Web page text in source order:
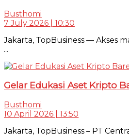
Busthomi
7 July 2026 | 10:30
Jakarta, TopBusiness — Akses
...
Gelar Edukasi Aset Kripto
Busthomi
10 April 2026 | 13:50
Jakarta, TopBusiness – PT